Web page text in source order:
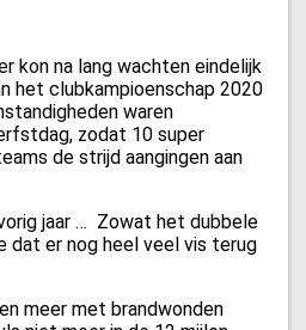
kon na lang wachten eindelijk
het clubkampioenschap 2020
waren
zodat 10 super
de strijd aangingen aan
jaar … Zowat het dubbele
dat er nog heel veel vis terug
meer met brandwonden